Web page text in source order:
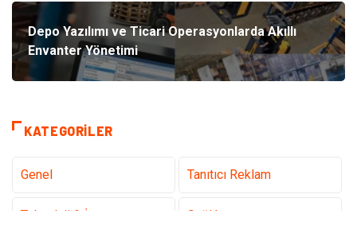
Depo Yazılımı ve Ticari Operasyonlarda Akıllı
Envanter Yönetimi
KATEGORILER
Genel Tanıtıcı Reklam
Teknoloji & İnternet Sağlık